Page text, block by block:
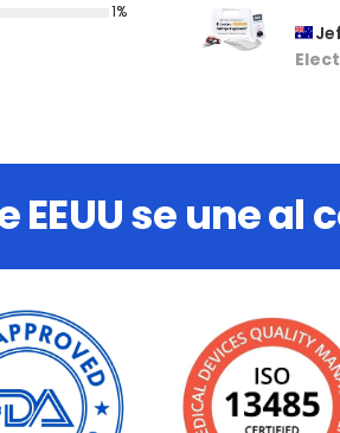
1%
se une